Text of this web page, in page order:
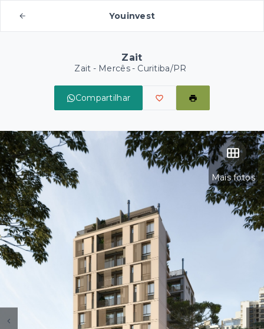
Youinvest
Zait
Zait - Mercês - Curitiba/PR
Compartilhar
Mais fotos